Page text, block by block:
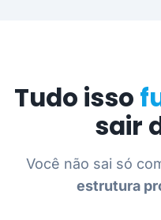
Tudo isso
sair
Você não sai só
estrutura